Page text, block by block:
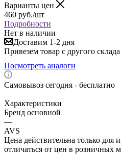
Варианты цен
460 руб./шт
Подробности
Нет в наличии
Доставим 1-2 дня
Привезем товар с другого склада
Посмотреть аналоги
Самовывоз сегодня - бесплатно
Характеристики
Бренд основной
—
AVS
Цена действительна только для
отличаться от цен в розничных